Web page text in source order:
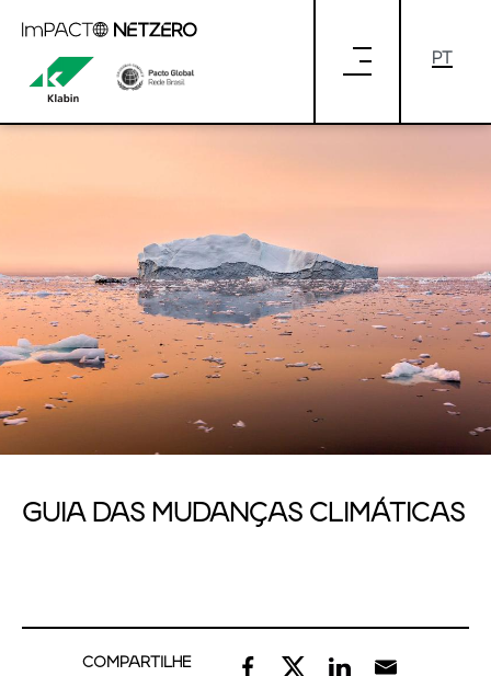
GUIA DAS MUDANÇAS CLIMÁTICAS
GUIA DAS MUDANÇAS CLIMÁTICAS
COMPARTILHE